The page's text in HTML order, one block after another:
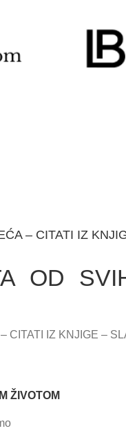
– CITATI IZ
OD
CITATI IZ KNJIGE –
ŽIVOTOM